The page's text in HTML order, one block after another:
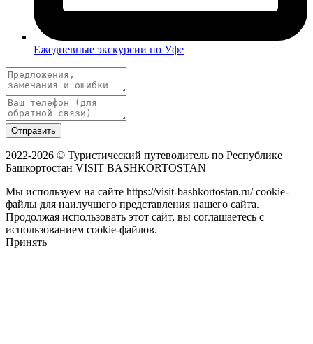
Ежедневные экскурсии по Уфе
Отправить
2022-2026 © Туристический путеводитель по Республике
Башкортостан VISIT BASHKORTOSTAN
Мы используем на сайте https://visit-bashkortostan.ru/ cookie-
файлы для наилучшего представления нашего сайта.
Продолжая использовать этот сайт, вы соглашаетесь с
использованием cookie-файлов.
Принять